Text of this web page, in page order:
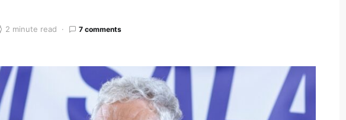
2 minute read 7 comments